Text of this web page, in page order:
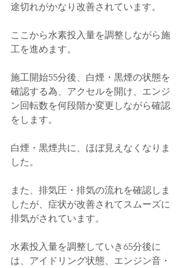
途切れがかなり改善されています。
ここから水素投入量を調整しながら施
工を進めます。
施工開始55分後、白煙・黒煙の状態を
確認する為、アクセルを開け、エンジ
ン回転数を何段階か変更しながら確認
をします。
白煙・黒煙共に、ほぼ見えなくなりま
した。
また、排気圧・排気の流れを確認しま
したが、症状が改善されてスムーズに
排気がされています。
水素投入量を調整していき65分後に
は、アイドリング状態、エンジン音・